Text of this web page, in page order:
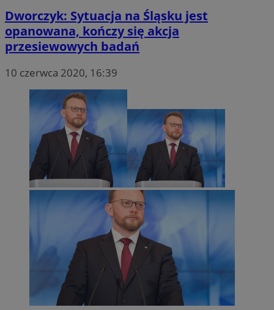
Dworczyk: Sytuacja na Śląsku jest
opanowana, kończy się akcja
przesiewowych badań
10 czerwca 2020, 16:39